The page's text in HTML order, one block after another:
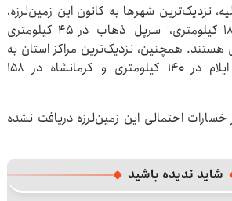
نزدیک‌ترین شهرها به کانون این زمین‌لرزه،
قصرشیرین در فاصله ۱۸ کیلومتری، سرپل ذهاب در ۴۵ کیلومتری
کیلومتری هستند. همچنین، نزدیک‌ترین مراکز استان به
محل وقوع زمین‌لرزه، ایلام در ۱۴۰ کیلومتری و کرمانشاه در ۱۵۸
خسارات احتمالی این زمین‌لرزه دریافت نشده
شاید ندیده باشید